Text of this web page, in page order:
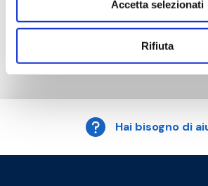
Accetta selezionati
Rifiuta
Isolatori in resina epossidica
Hai bisogno di